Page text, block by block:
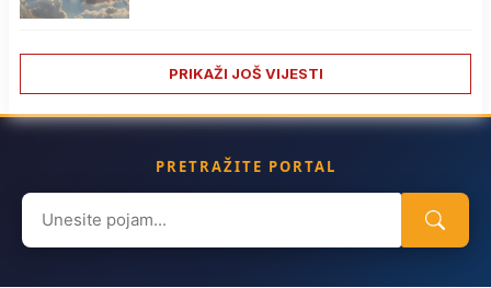
PRIKAŽI JOŠ VIJESTI
PRETRAŽITE PORTAL
Search
for: